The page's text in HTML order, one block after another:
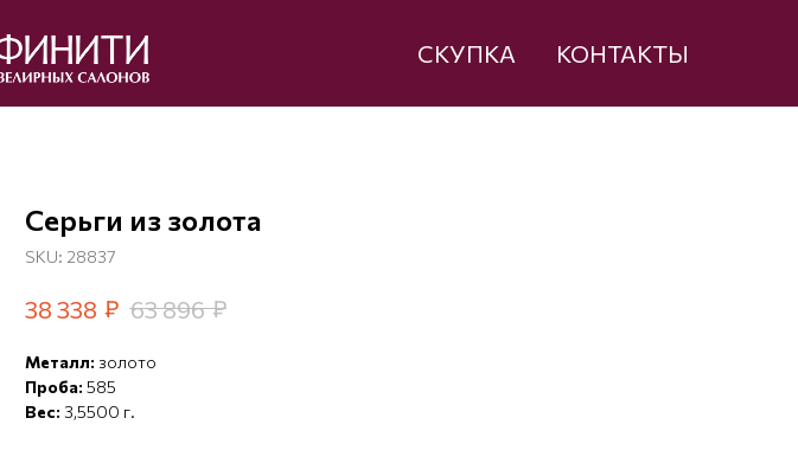
СКУПКА КОНТАКТЫ
Серьги из золота
SKU: 28837
38 338 ₽ 63 896 ₽
Металл: золото
Проба: 585
Вес: 3,5500 г.